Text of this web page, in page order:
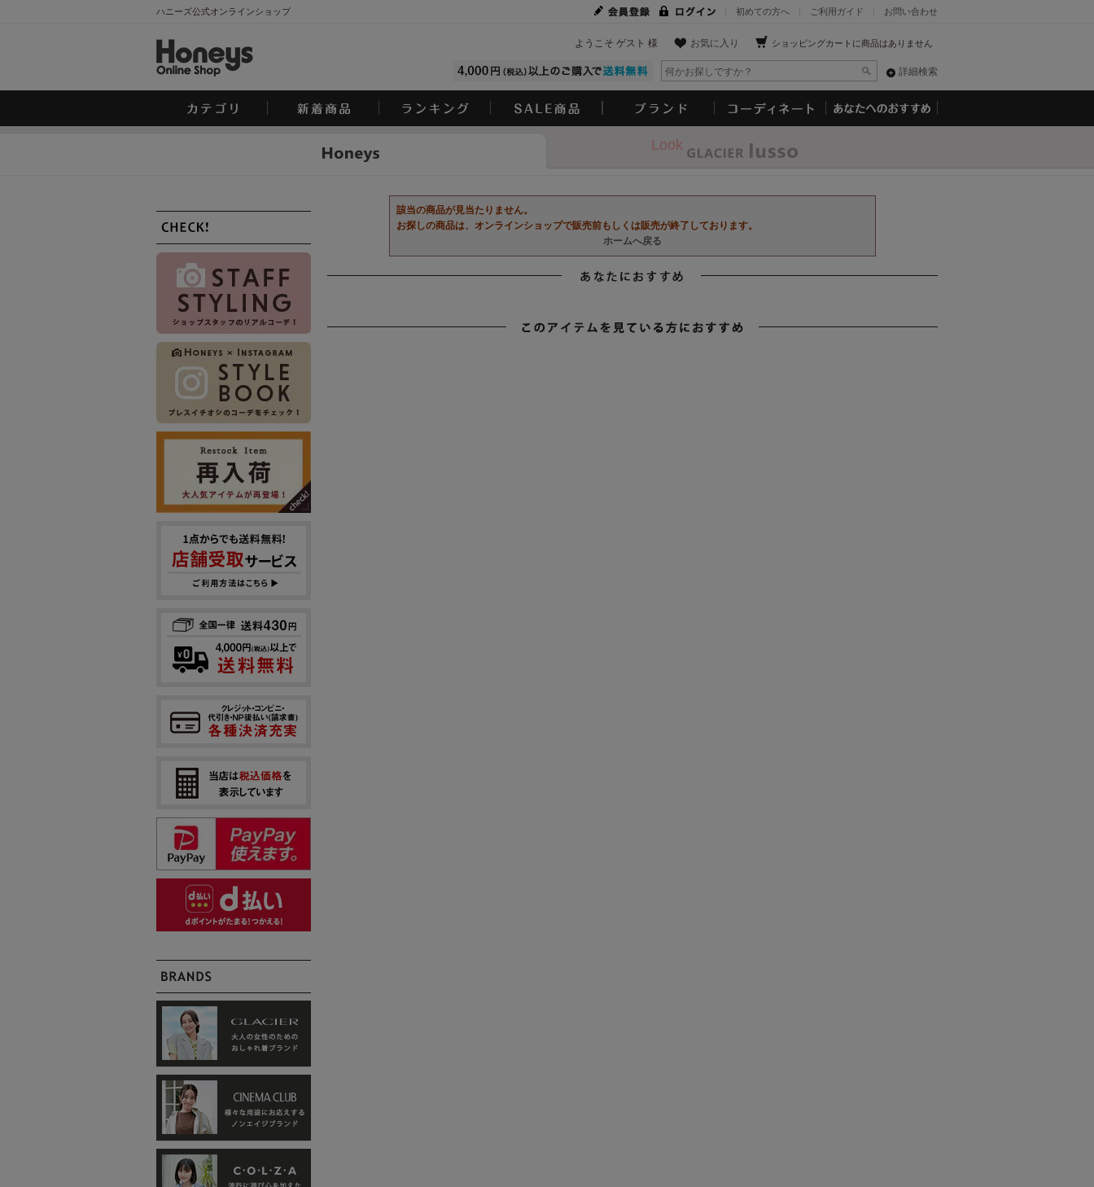
ハニーズ公式オンラインショップ お問い合わせ
ご利用ガイド
初めての方へ
ショッピングカートに商品はありません
お気に入り
ようこそ ゲスト 様
詳細検索
Look
該当の商品が見当たりません。
お探しの商品は、オンラインショップで販売前もしくは販売が終了しております。
ホームへ戻る